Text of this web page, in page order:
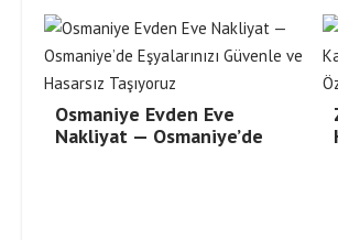
Osmaniye Evden Eve
Nakliyat — Osmaniye’de